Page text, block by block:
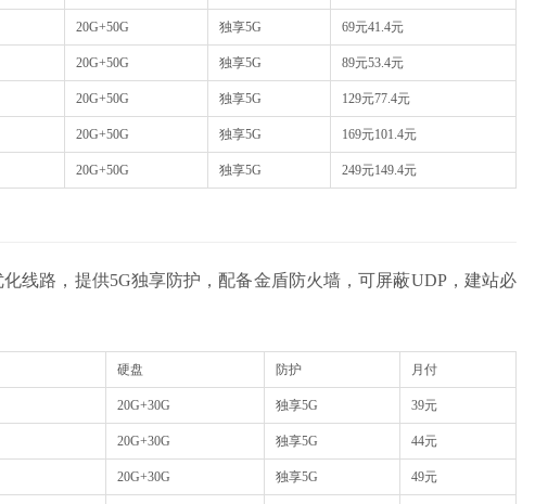
20G+50G 独享5G 69元41.4元
20G+50G 独享5G 89元53.4元
20G+50G 独享5G 129元77.4元
20G+50G 独享5G 169元101.4元
20G+50G 独享5G 249元149.4元
线路，提供5G独享防护，配备金盾防火墙，可屏蔽UDP，建站必
硬盘 防护 月付
20G+30G 独享5G 39元
20G+30G 独享5G 44元
20G+30G 独享5G 49元